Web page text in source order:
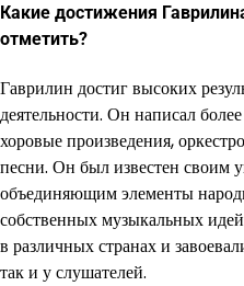
Какие достижения
отметить?
Гаврилин достиг высоких
деятельности. Он написал
хоровые произведения,
песни. Он был известен своим
объединяющим элементы
собственных музыкальных
в различных странах и
так и у слушателей.